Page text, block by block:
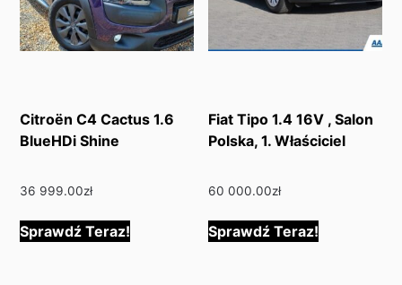
Citroën C4 Cactus 1.6
BlueHDi Shine
36 999.00zł
Sprawdź Teraz!
Fiat Tipo 1.4 16V , Salon
Polska, 1. Właściciel
60 000.00zł
Sprawdź Teraz!